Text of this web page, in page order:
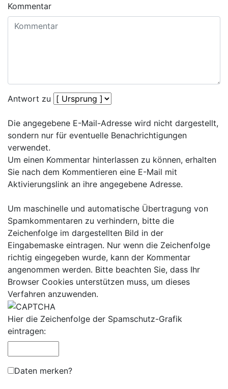
Kommentar
Antwort zu
Die angegebene E-Mail-Adresse wird nicht dargestellt,
sondern nur für eventuelle Benachrichtigungen
verwendet.
Um einen Kommentar hinterlassen zu können, erhalten
Sie nach dem Kommentieren eine E-Mail mit
Aktivierungslink an ihre angegebene Adresse.
Um maschinelle und automatische Übertragung von
Spamkommentaren zu verhindern, bitte die
Zeichenfolge im dargestellten Bild in der
Eingabemaske eintragen. Nur wenn die Zeichenfolge
richtig eingegeben wurde, kann der Kommentar
angenommen werden. Bitte beachten Sie, dass Ihr
Browser Cookies unterstützen muss, um dieses
Verfahren anzuwenden.
Hier die Zeichenfolge der Spamschutz-Grafik
eintragen:
Daten merken?